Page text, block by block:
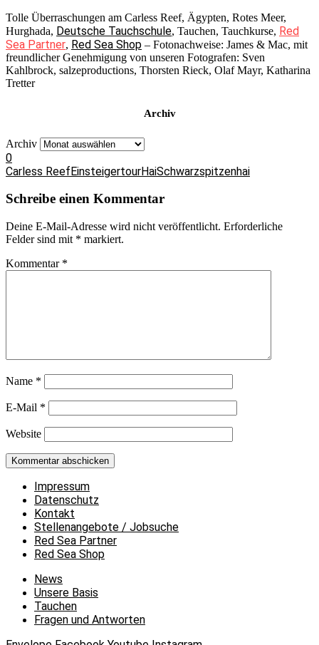
Tolle Überraschungen am Carless Reef, Ägypten, Rotes Meer,
Hurghada, Deutsche Tauchschule, Tauchen, Tauchkurse, Red
Sea Partner, Red Sea Shop – Fotonachweise: James & Mac, mit
freundlicher Genehmigung von unseren Fotografen: Sven
Kahlbrock, salzeproductions, Thorsten Rieck, Olaf Mayr, Katharina
Tretter
Archiv
Archiv
0
Carless ReefEinsteigertourHaiSchwarzspitzenhai
Schreibe einen Kommentar
Deine E-Mail-Adresse wird nicht veröffentlicht. Erforderliche
Felder sind mit * markiert.
Kommentar *
Name *
E-Mail *
Website
Impressum
Datenschutz
Kontakt
Stellenangebote / Jobsuche
Red Sea Partner
Red Sea Shop
News
Unsere Basis
Tauchen
Fragen und Antworten